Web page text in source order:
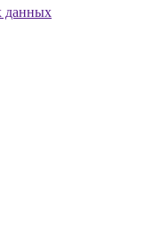
данных